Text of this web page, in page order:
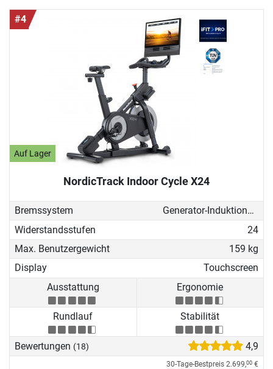
#4
Auf Lager
NordicTrack Indoor Cycle X24
Bremssystem
Generator-Induktionsbremse
Widerstandsstufen
24
Max. Benutzergewicht
159 kg
Display
Touchscreen
Ausstattung
Ergonomie
Rundlauf Stabilität
Bewertungen (18) 4,9
30-Tage-Bestpreis 2.699,00 €